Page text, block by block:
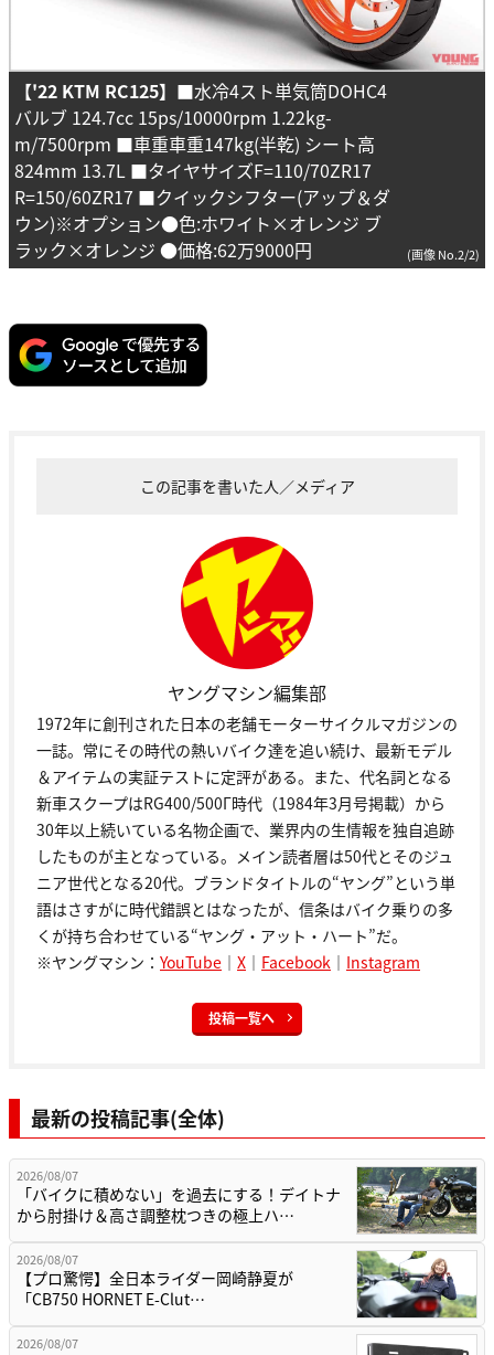
【'22 KTM RC125】 ■水冷4スト単気筒DOHC4
バルブ 124.7cc 15ps/10000rpm 1.22kg-
m/7500rpm ■車重車重147kg(半乾) シート高
824mm 13.7L ■タイヤサイズF=110/70ZR17
R=150/60ZR17 ■クイックシフター(アップ＆ダ
ウン)※オプション●色:ホワイト×オレンジ ブ
ラック×オレンジ ●価格:62万9000円
(画像 No.2/2)
この記事を書いた人／メディア
ヤングマシン編集部
1972年に創刊された日本の老舗モーターサイクルマガジンの
一誌。常にその時代の熱いバイク達を追い続け、最新モデル
＆アイテムの実証テストに定評がある。また、代名詞となる
新車スクープはRG400/500Γ時代（1984年3月号掲載）から
30年以上続いている名物企画で、業界内の生情報を独自追跡
したものが主となっている。メイン読者層は50代とそのジュ
ニア世代となる20代。ブランドタイトルの“ヤング”という単
語はさすがに時代錯誤とはなったが、信条はバイク乗りの多
くが持ち合わせている“ヤング・アット・ハート”だ。
※ヤングマシン： YouTube ｜ X ｜ Facebook ｜ Instagram
投稿一覧へ
最新の投稿記事(全体)
2026/08/07
「バイクに積めない」を過去にする！デイトナ
から肘掛け＆高さ調整枕つきの極上ハ…
2026/08/07
【プロ驚愕】全日本ライダー岡崎静夏が
「CB750 HORNET E-Clut…
2026/08/07